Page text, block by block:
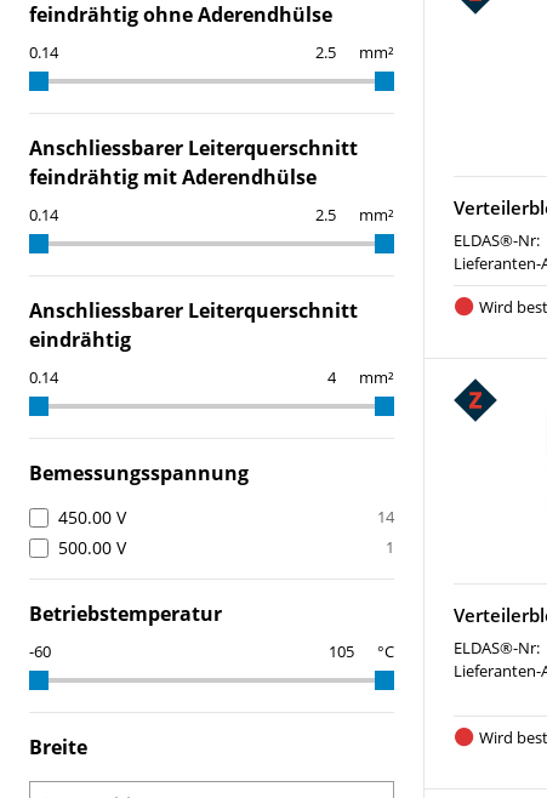
feindrähtig ohne Aderendhülse
mm²
Anschliessbarer Leiterquerschnitt
feindrähtig mit Aderendhülse
mm²
Anschliessbarer Leiterquerschnitt
eindrähtig
mm²
Bemessungsspannung
450.00 V 14
500.00 V 1
Betriebstemperatur
°C
Breite
ELDAS®-Nr:
Lieferanten-
Wird
ELDAS®-Nr:
Lieferanten-
Wird